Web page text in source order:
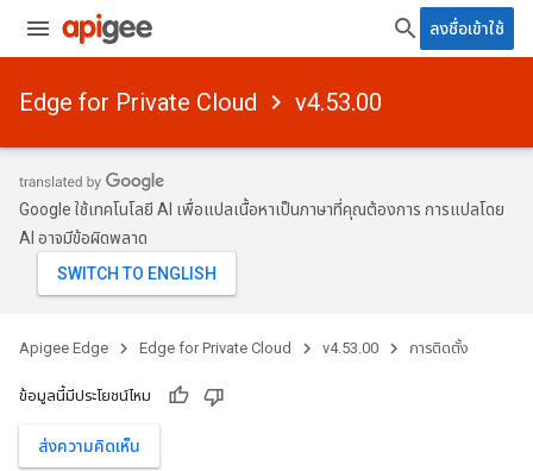
ลงชื่อเข้าใช้
Edge for Private Cloud v4.53.00
Google ใช้เทคโนโลยี AI เพื่อแปลเนื้อหาเป็นภาษาที่คุณต้องการ การแปลโดย
AI อาจมีข้อผิดพลาด
Apigee Edge Edge for Private Cloud v4.53.00 การติดตั้ง
ข้อมูลนี้มีประโยชน์ไหม
ส่งความคิดเห็น